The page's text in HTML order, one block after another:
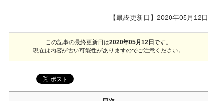
【最終更新日】2020年05月12日
この記事の最終更新日は2020年05月12日です。
現在は内容が古い可能性がありますのでご注意ください。